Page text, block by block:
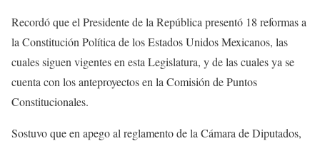
Recordó que el Presidente de la República presentó 18 reformas a
la Constitución Política de los Estados Unidos Mexicanos, las
cuales siguen vigentes en esta Legislatura, y de las cuales ya se
cuenta con los anteproyectos en la Comisión de Puntos
Constitucionales.
Sostuvo que en apego al reglamento de la Cámara de Diputados,